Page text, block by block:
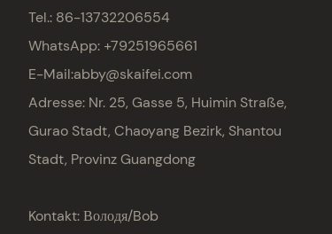
Tel.: 86-13732206554
WhatsApp: +79251965661
E-Mail:abby@skaifei.com
Adresse: Nr. 25, Gasse 5, Huimin Straße,
Gurao Stadt, Chaoyang Bezirk, Shantou
Stadt, Provinz Guangdong
Kontakt: Володя/Bob